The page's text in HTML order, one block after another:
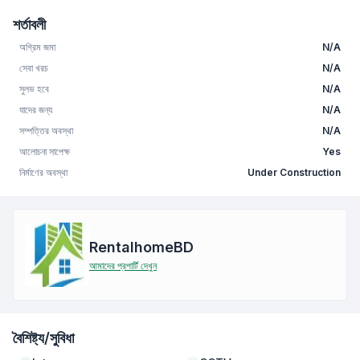
শর্তাবলী
অগ্রিম জমা
N/A
সেবা খরচ
N/A
সুলভ হবে
N/A
যাদের জন্য
N/A
সম্পত্তির অবস্থা
N/A
আলোচনা সাপেক্ষ
Yes
নির্মাণের অবস্থা
Under Construction
RentalhomeBD
আমাদের প্রপার্টি দেখুন
বৈশিষ্ট্য/সুবিধা